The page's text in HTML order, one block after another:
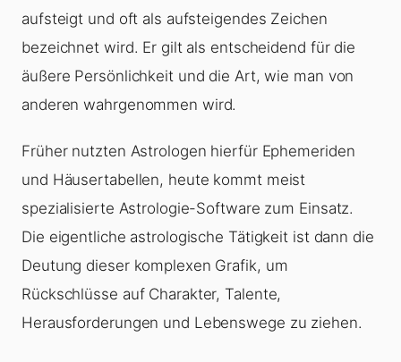
aufsteigt und oft als aufsteigendes Zeichen
bezeichnet wird. Er gilt als entscheidend für die
äußere Persönlichkeit und die Art, wie man von
anderen wahrgenommen wird.
Früher nutzten Astrologen hierfür Ephemeriden
und Häusertabellen, heute kommt meist
spezialisierte Astrologie-Software zum Einsatz.
Die eigentliche astrologische Tätigkeit ist dann die
Deutung dieser komplexen Grafik, um
Rückschlüsse auf Charakter, Talente,
Herausforderungen und Lebenswege zu ziehen.